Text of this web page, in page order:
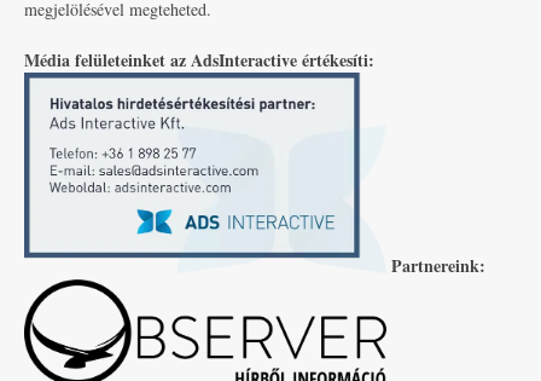
megjelölésével megteheted.
Média felületeinket az AdsInteractive értékesíti:
Partnereink: